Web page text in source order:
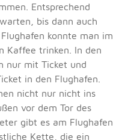
Entsprechend
bis dann auch
konnte man im
Kaffee trinken. In den
nur mit Ticket und
in den Flughafen.
nicht nur nicht ins
vor dem Tor des
gibt es am Flughafen
Kette, die ein